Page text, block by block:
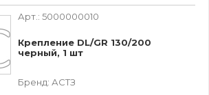
Арт.: 5000000010
Крепление DL/GR 130/200
черный, 1 шт
Бренд: АСТЗ